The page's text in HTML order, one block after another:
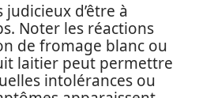
d’être à
Noter les réactions
de fromage blanc ou
laitier peut permettre
intolérances ou